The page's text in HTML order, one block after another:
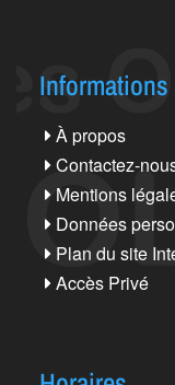
Informations
À propos
Contactez-
Mentions
Données
Plan du site
Accès Privé